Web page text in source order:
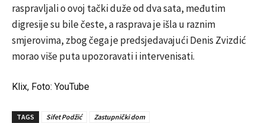
raspravljali o ovoj tački duže od dva sata, međutim
digresije su bile česte, a rasprava je išla u raznim
smjerovima, zbog čega je predsjedavajući Denis Zvizdić
morao više puta upozoravati i intervenisati.
Klix, Foto: YouTube
TAGS Sifet Podžić Zastupnički dom